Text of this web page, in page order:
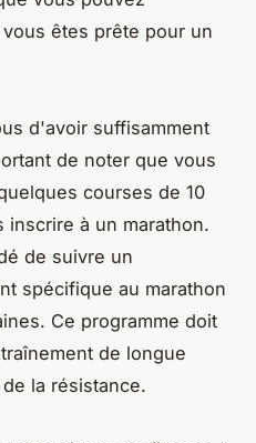
êtes prête pour un
d'avoir suffisamment
de noter que vous
courses de 10
inscrire à un marathon.
de suivre un
spécifique au marathon
Ce programme doit
de longue
la résistance.